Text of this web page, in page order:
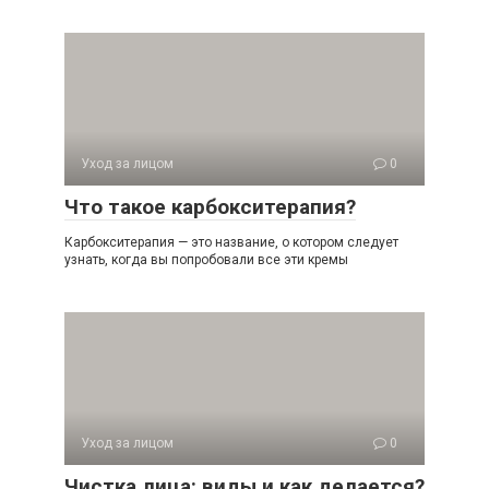
Уход за лицом 0
Что такое карбокситерапия?
Карбокситерапия — это название, о котором следует
узнать, когда вы попробовали все эти кремы
Уход за лицом 0